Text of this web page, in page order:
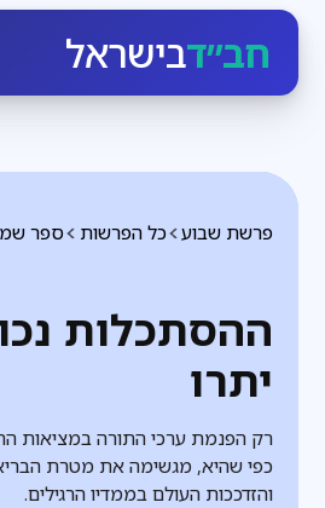
חב״דבישראל
ספר כל הפרשות פרשת שבוע
ההסתכלות
יתרו
רק הפנמת ערכי התורה במציאות
כפי שהיא, מגשימה את מטרת
והזדככות העולם בממדיו הרגילים.